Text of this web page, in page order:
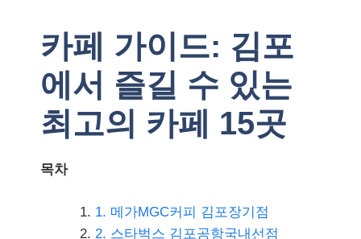
카페 가이드: 김포
에서 즐길 수 있는
최고의 카페 15곳
목차
1. 메가MGC커피 김포장기점
2. 스타벅스 김포공항국내선점